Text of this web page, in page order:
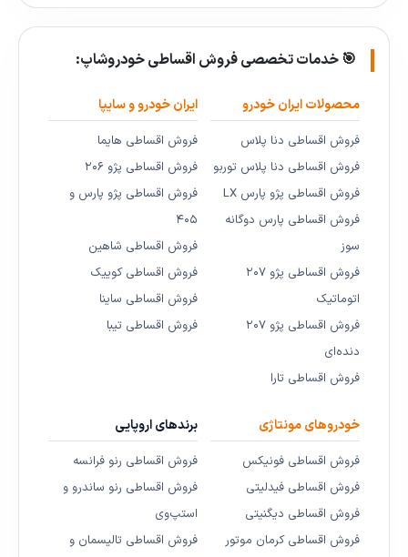
🎯 خدمات تخصصی فروش اقساطی خودروشاپ:
محصولات ایران خودرو
فروش اقساطی دنا پلاس
فروش اقساطی دنا پلاس توربو
فروش اقساطی پژو پارس LX
فروش اقساطی پارس دوگانه
سوز
فروش اقساطی پژو ۲۰۷
اتوماتیک
فروش اقساطی پژو ۲۰۷
دنده‌ای
فروش اقساطی تارا
ایران خودرو و سایپا
فروش اقساطی هایما
فروش اقساطی پژو ۲۰۶
فروش اقساطی پژو پارس و
۴۰۵
فروش اقساطی شاهین
فروش اقساطی کوییک
فروش اقساطی ساینا
فروش اقساطی تیبا
خودروهای مونتاژی
فروش اقساطی فونیکس
فروش اقساطی فیدلیتی
فروش اقساطی دیگنیتی
فروش اقساطی کرمان موتور
برندهای اروپایی
فروش اقساطی رنو فرانسه
فروش اقساطی رنو ساندرو و
استپ‌وی
فروش اقساطی تالیسمان و